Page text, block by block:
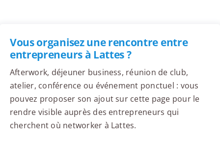
Vous organisez une rencontre entre
entrepreneurs à Lattes ?
Afterwork, déjeuner business, réunion de club,
atelier, conférence ou événement ponctuel : vous
pouvez proposer son ajout sur cette page pour le
rendre visible auprès des entrepreneurs qui
cherchent où networker à Lattes.